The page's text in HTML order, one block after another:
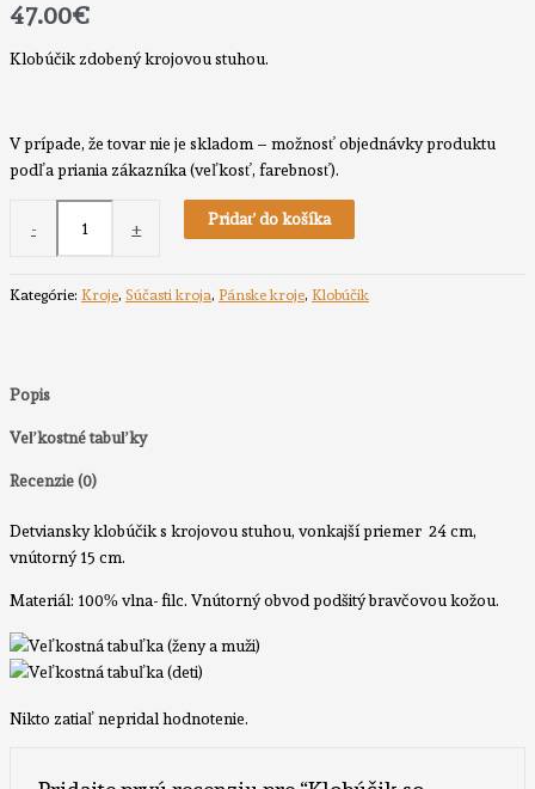
47.00€
Klobúčik zdobený krojovou stuhou.
V prípade, že tovar nie je skladom – možnosť objednávky produktu
podľa priania zákazníka (veľkosť, farebnosť).
-
Klobúčik
stuhou
+
Pridať do košíka
Kategórie: Kroje, Súčasti kroja, Pánske kroje, Klobúčik
Popis
Veľkostné tabuľky
Recenzie (0)
Detviansky klobúčik s krojovou stuhou, vonkajší priemer 24 cm,
vnútorný 15 cm.
Materiál: 100% vlna- filc. Vnútorný obvod podšitý bravčovou kožou.
Nikto zatiaľ nepridal hodnotenie.